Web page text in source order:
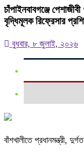
চাঁপাইনবাবগঞ্জে
বৃদ্ধিমূলক রিফ্রেসার
বুধবার, ৮ জুলাই, ২০২৬
বাঁশখালীতে প্রধানমন্ত্রী,